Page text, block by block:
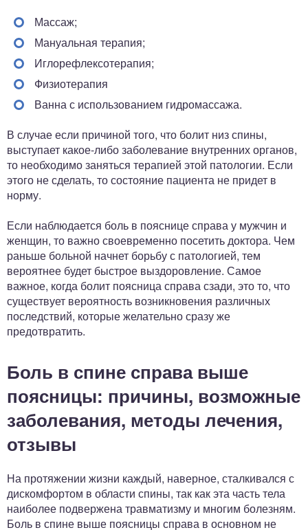
Массаж;
Мануальная терапия;
Иглорефлексотерапия;
Физиотерапия
Ванна с использованием гидромассажа.
В случае если причиной того, что болит низ спины,
выступает какое-либо заболевание внутренних органов,
то необходимо заняться терапией этой патологии. Если
этого не сделать, то состояние пациента не придет в
норму.
Если наблюдается боль в пояснице справа у мужчин и
женщин, то важно своевременно посетить доктора. Чем
раньше больной начнет борьбу с патологией, тем
вероятнее будет быстрое выздоровление. Самое
важное, когда болит поясница справа сзади, это то, что
существует вероятность возникновения различных
последствий, которые желательно сразу же
предотвратить.
Боль в спине справа выше
поясницы: причины, возможные
заболевания, методы лечения,
отзывы
На протяжении жизни каждый, наверное, сталкивался с
дискомфортом в области спины, так как эта часть тела
наиболее подвержена травматизму и многим болезням.
Боль в спине выше поясницы справа в основном не